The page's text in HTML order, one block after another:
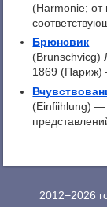
(Harmonie; от
Брюнсвик
1869 (Париж)
(Einfiihlung) —
2012−2026